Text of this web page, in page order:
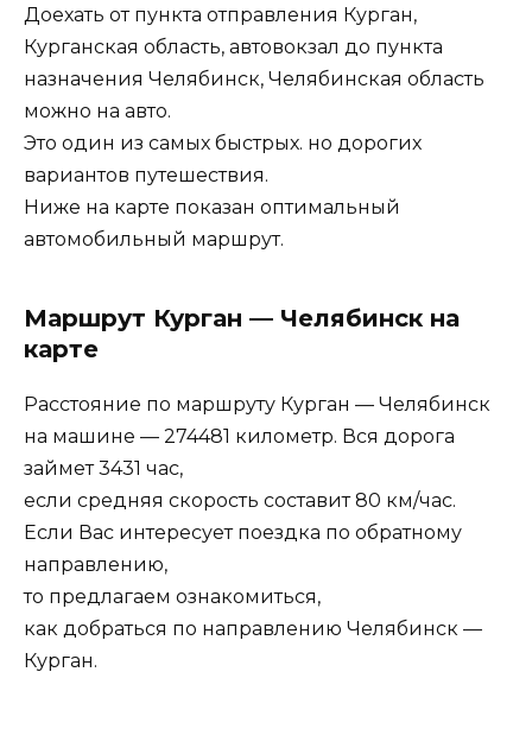
Доехать от пункта отправления Курган,
Курганская область, автовокзал до пункта
назначения Челябинск, Челябинская область
можно на авто.
Это один из самых быстрых. но дорогих
вариантов путешествия.
Ниже на карте показан оптимальный
автомобильный маршрут.
Маршрут Курган — Челябинск на
карте
Расстояние по маршруту Курган — Челябинск
на машине — 274481 километр. Вся дорога
займет 3431 час,
если средняя скорость составит 80 км/час.
Если Вас интересует поездка по обратному
направлению,
то предлагаем ознакомиться,
как добраться по направлению Челябинск —
Курган.